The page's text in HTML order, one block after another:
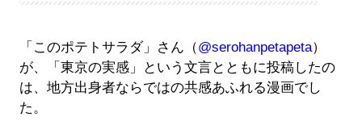
「このポテトサラダ」さん（@serohanpetapeta）
が、「東京の実感」という文言とともに投稿したの
は、地方出身者ならではの共感あふれる漫画でし
た。